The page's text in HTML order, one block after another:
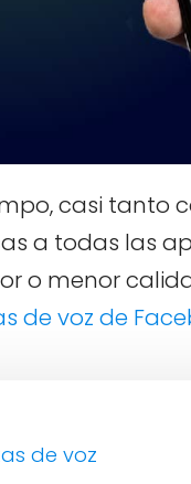
casi tanto
a todas las
o menor
de voz de
de voz